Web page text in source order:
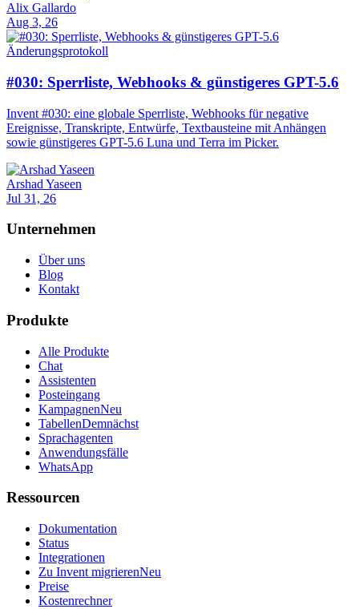
Alix Gallardo
Aug 3, 26
Änderungsprotokoll
#030: Sperrliste, Webhooks & günstigeres GPT-5.6
Invent #030: eine globale Sperrliste, Webhooks für negative
Ereignisse, Transkripte, Entwürfe, Textbausteine mit Anhängen
sowie günstigeres GPT-5.6 Luna und Terra im Picker.
Arshad Yaseen
Jul 31, 26
Unternehmen
Über uns
Blog
Kontakt
Produkte
Alle Produkte
Chat
Assistenten
Posteingang
KampagnenNeu
TabellenDemnächst
Sprachagenten
Anwendungsfälle
WhatsApp
Ressourcen
Dokumentation
Status
Integrationen
Zu Invent migrierenNeu
Preise
Kostenrechner